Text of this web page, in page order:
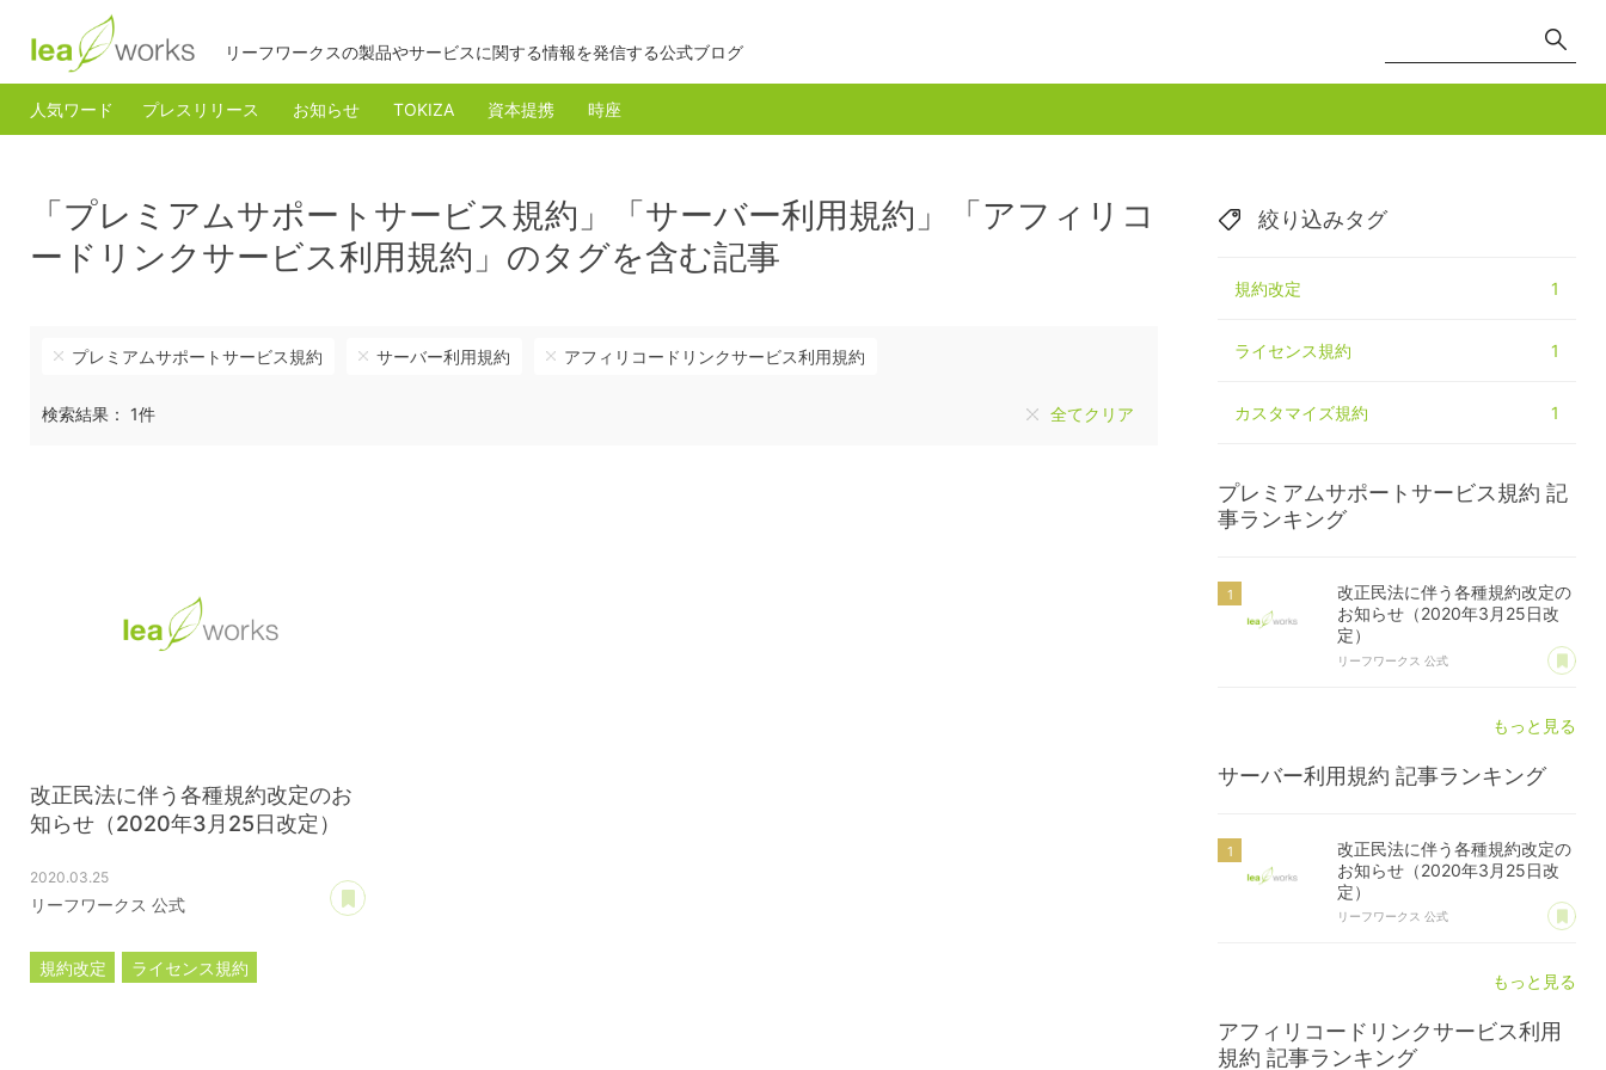
リーフワークスの製品やサービスに関する情報を発信する公式ブログ
人気ワード プレスリリース お知らせ TOKIZA 資本提携 時座
「プレミアムサポートサービス規約」「サーバー利用規約」「アフィリコ
ードリンクサービス利用規約」のタグを含む記事
プレミアムサポートサービス規約 サーバー利用規約 アフィリコードリンクサービス利用規約
検索結果： 1件 全てクリア
改正民法に伴う各種規約改定のお
知らせ（2020年3月25日改定）
2020.03.25
リーフワークス 公式
規約改定
ライセンス規約
絞り込みタグ
規約改定 1
ライセンス規約 1
カスタマイズ規約 1
プレミアムサポートサービス規約 記
事ランキング
改正民法に伴う各種規約改定の
お知らせ（2020年3月25日改
定）
リーフワークス 公式 あ
もっと見る
サーバー利用規約 記事ランキング
改正民法に伴う各種規約改定の
お知らせ（2020年3月25日改
定）
リーフワークス 公式 あ
もっと見る
アフィリコードリンクサービス利用
規約 記事ランキング